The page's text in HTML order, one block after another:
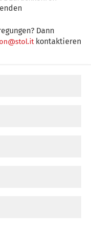
Dann
kontaktieren